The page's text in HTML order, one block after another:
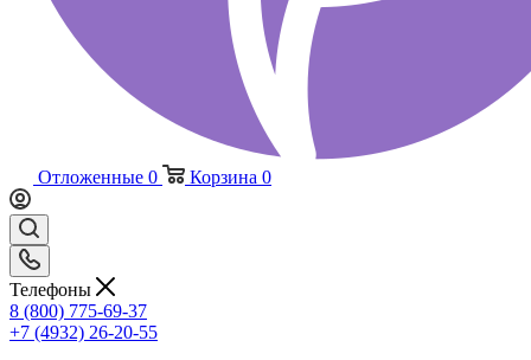
Отложенные 0 Корзина 0
Телефоны
8 (800) 775-69-37
+7 (4932) 26-20-55